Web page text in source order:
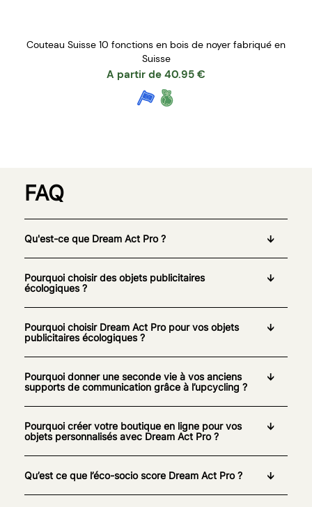
Couteau Suisse 10 fonctions en bois de noyer fabriqué en
Suisse
A partir de 40.95 €
FAQ
Qu'est-ce que Dream Act Pro ?
Pourquoi choisir des objets publicitaires
écologiques ?
Pourquoi choisir Dream Act Pro pour vos objets
publicitaires écologiques ?
Pourquoi donner une seconde vie à vos anciens
supports de communication grâce à l’upcycling ?
Pourquoi créer votre boutique en ligne pour vos
objets personnalisés avec Dream Act Pro ?
Qu’est ce que l’éco-socio score Dream Act Pro ?